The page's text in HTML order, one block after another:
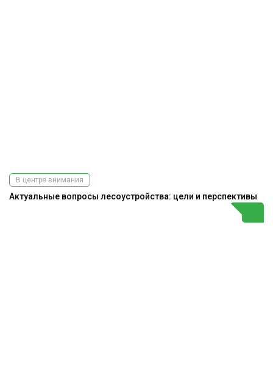
В центре внимания
Актуальные вопросы лесоустройства: цели и перспективы